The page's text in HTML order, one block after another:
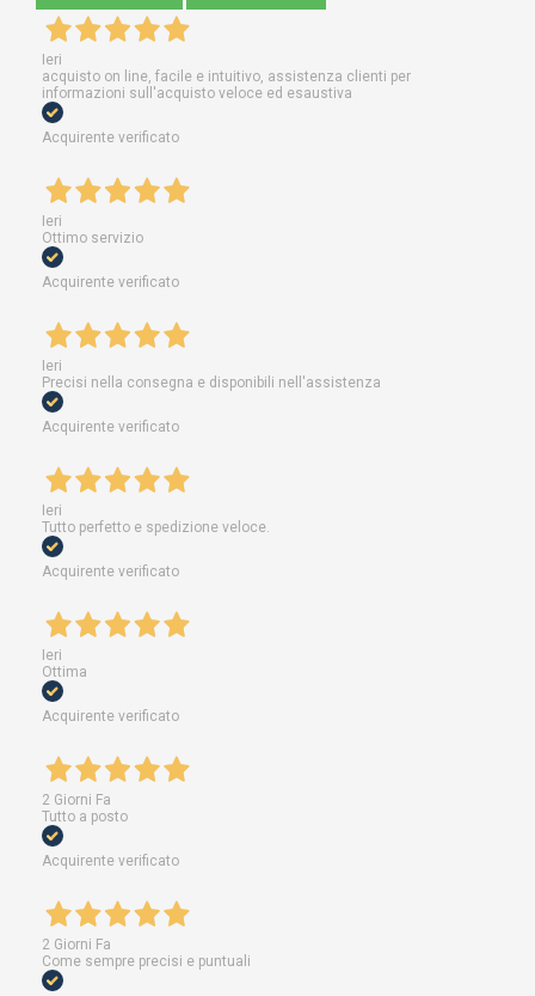
Ieri
acquisto on line, facile e intuitivo, assistenza clienti per
informazioni sull'acquisto veloce ed esaustiva
Acquirente verificato
Ieri
Ottimo servizio
Acquirente verificato
Ieri
Precisi nella consegna e disponibili nell'assistenza
Acquirente verificato
Ieri
Tutto perfetto e spedizione veloce.
Acquirente verificato
Ieri
Ottima
Acquirente verificato
2 Giorni Fa
Tutto a posto
Acquirente verificato
2 Giorni Fa
Come sempre precisi e puntuali